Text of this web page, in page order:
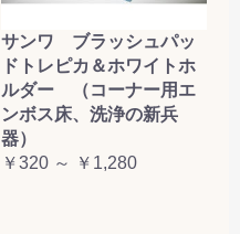
サンワ ブラッシュパッ
ドトレピカ＆ホワイトホ
ルダー （コーナー用エ
ンボス床、洗浄の新兵
器）
￥320 ～ ￥1,280